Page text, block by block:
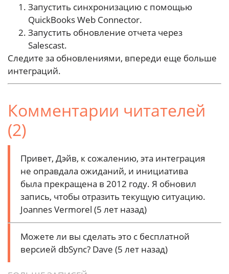
Запустить синхронизацию с помощью
QuickBooks Web Connector.
Запустить обновление отчета через
Salescast.
Следите за обновлениями, впереди еще больше
интеграций.
Комментарии читателей
(2)
Привет, Дэйв, к сожалению, эта интеграция
не оправдала ожиданий, и инициатива
была прекращена в 2012 году. Я обновил
запись, чтобы отразить текущую ситуацию.
Joannes Vermorel (5 лет назад)
Можете ли вы сделать это с бесплатной
версией dbSync? Dave (5 лет назад)